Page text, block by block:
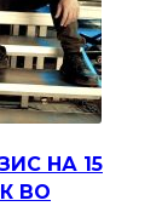
НА 15
ВО